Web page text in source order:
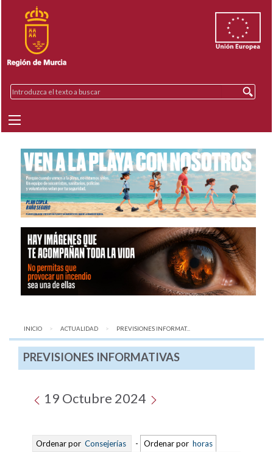
INICIO ACTUALIDAD AQUÍ:
PREVISIONES INFORMAT...
PREVISIONES INFORMATIVAS
19 Octubre 2024
Ordenar por Consejerías - Ordenar por horas